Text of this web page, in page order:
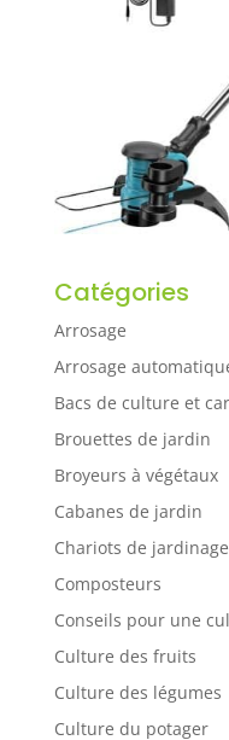
Catégories
Arrosage
Arrosage
Bacs de culture et
Brouettes de jardin
Broyeurs à végétaux
Cabanes de jardin
Chariots de jardinage
Composteurs
Conseils pour une
Culture des fruits
Culture des légumes
Culture du potager